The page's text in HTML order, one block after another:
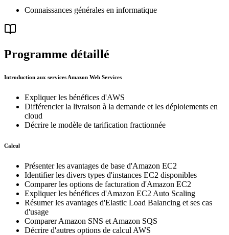
Connaissances générales en informatique
Programme détaillé
Introduction aux services Amazon Web Services
Expliquer les bénéfices d'AWS
Différencier la livraison à la demande et les déploiements en
cloud
Décrire le modèle de tarification fractionnée
Calcul
Présenter les avantages de base d'Amazon EC2
Identifier les divers types d'instances EC2 disponibles
Comparer les options de facturation d'Amazon EC2
Expliquer les bénéfices d'Amazon EC2 Auto Scaling
Résumer les avantages d'Elastic Load Balancing et ses cas
d'usage
Comparer Amazon SNS et Amazon SQS
Décrire d'autres options de calcul AWS